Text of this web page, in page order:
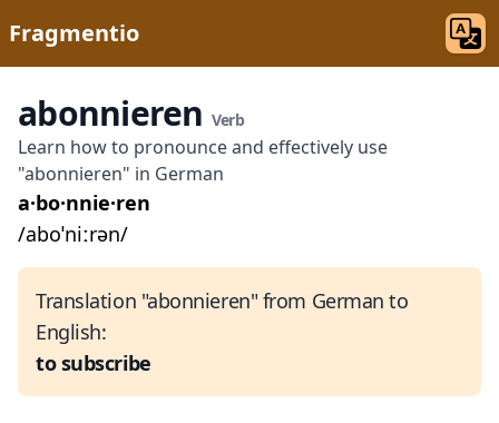
Fragmentio
abonnieren Verb
Learn how to pronounce and effectively use
"abonnieren" in German
a·bo·nnie·ren
/aboˈniːrən/
Translation "abonnieren" from German to
English:
to subscribe